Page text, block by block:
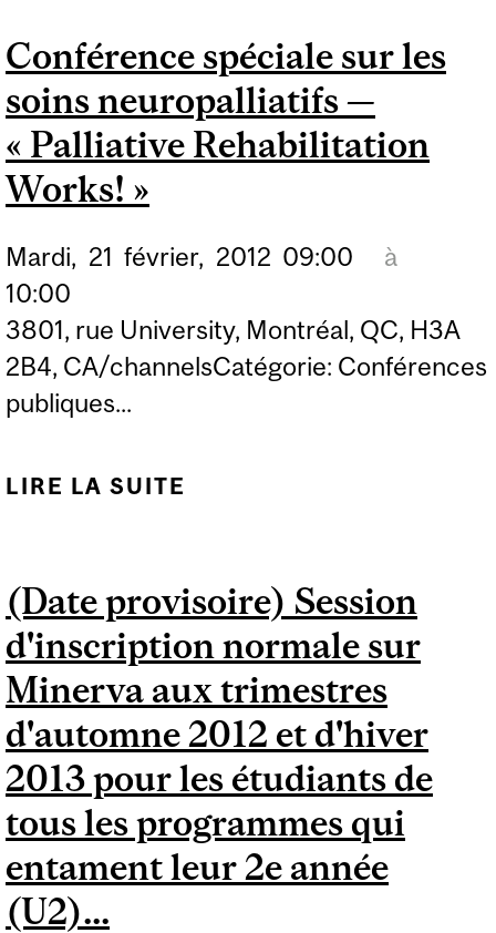
ÉTUDIANTS DE TOUTES
LES FACULTÉS...
Conférence spéciale sur les
soins neuropalliatifs —
« Palliative Rehabilitation
Works! »
Mardi, 21 février, 2012 09:00
à
10:00
3801, rue University, Montréal, QC, H3A
2B4, CA/channelsCatégorie: Conférences
publiques...
LIRE LA SUITE
NEUROPALLIATIFS —
« PALLIATIVE
REHABILITATION
WORKS! »
(Date provisoire) Session
d'inscription normale sur
Minerva aux trimestres
d'automne 2012 et d'hiver
2013 pour les étudiants de
tous les programmes qui
entament leur 2e année
(U2)...